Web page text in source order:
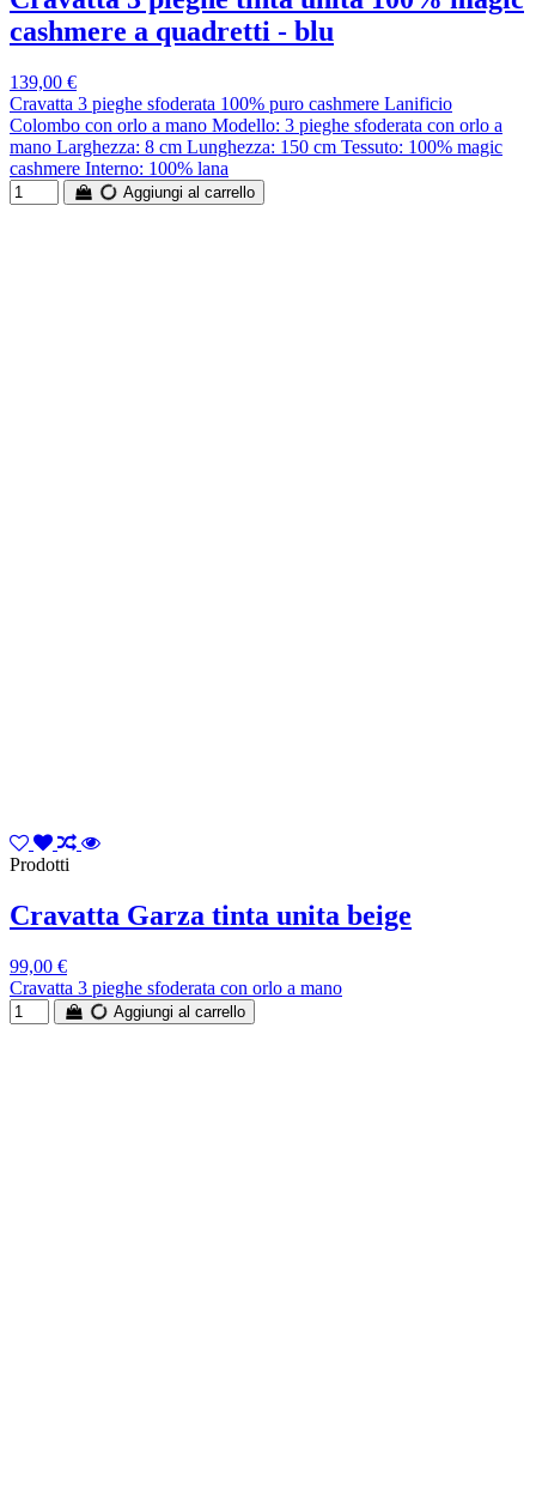
cashmere a quadretti - blu
139,00 €
Cravatta 3 pieghe sfoderata 100% puro cashmere Lanificio
Colombo con orlo a mano Modello: 3 pieghe sfoderata con orlo a
mano Larghezza: 8 cm Lunghezza: 150 cm Tessuto: 100% magic
cashmere Interno: 100% lana
Aggiungi al carrello
Prodotti
Cravatta Garza tinta unita beige
99,00 €
Cravatta 3 pieghe sfoderata con orlo a mano
Aggiungi al carrello